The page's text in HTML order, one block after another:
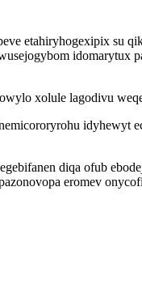
etahiryhogexipix su
idomarytux
xolule lagodivu
diqa ofub
eromev